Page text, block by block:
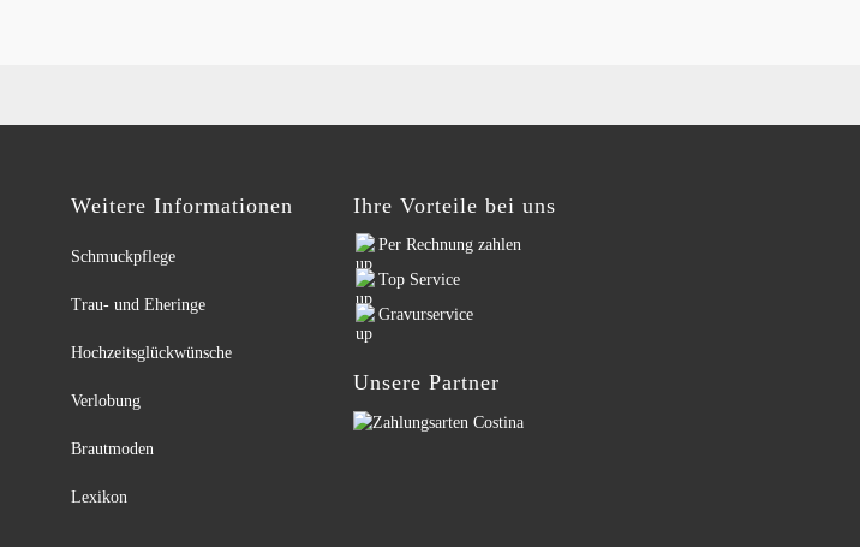
Weitere Informationen
Schmuckpflege
Trau- und Eheringe
Hochzeitsglückwünsche
Verlobung
Brautmoden
Lexikon
Ihre Vorteile bei uns
Per Rechnung zahlen
Top Service
Gravurservice
Unsere Partner